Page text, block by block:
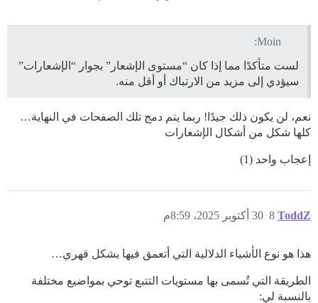
Moin:
لست متأكدًا مما إذا كان “مستوى الإشعار” بجوار “الإشعارات”
سيؤدي إلى مزيد من الارتباك أو أقل منه.
نعم، لن يكون ذلك جيدًا! ربما يتم دمج تلك الصفحات في النهاية…
كلها شكل من أشكال الإشعارات
إعجاب واحد (1)
ToddZ 30 أكتوبر 2025، 8:59م 8
هذا هو نوع الأشياء الدلالية التي أتعمق فيها بشكل قهري…
الطريقة التي تُسمى بها مستويات التتبع توحي بمواضيع مختلفة
بالنسبة لي: